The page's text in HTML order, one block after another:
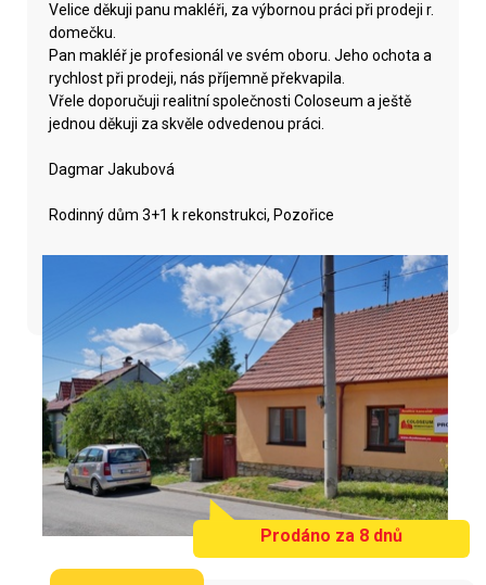
Velice děkuji panu makléři, za výbornou práci při prodeji r.
domečku.
Pan makléř je profesionál ve svém oboru. Jeho ochota a
rychlost při prodeji, nás příjemně překvapila.
Vřele doporučuji realitní společnosti Coloseum a ještě
jednou děkuji za skvěle odvedenou práci.
Dagmar Jakubová
Rodinný dům 3+1 k rekonstrukci, Pozořice
Prodáno za 8 dnů